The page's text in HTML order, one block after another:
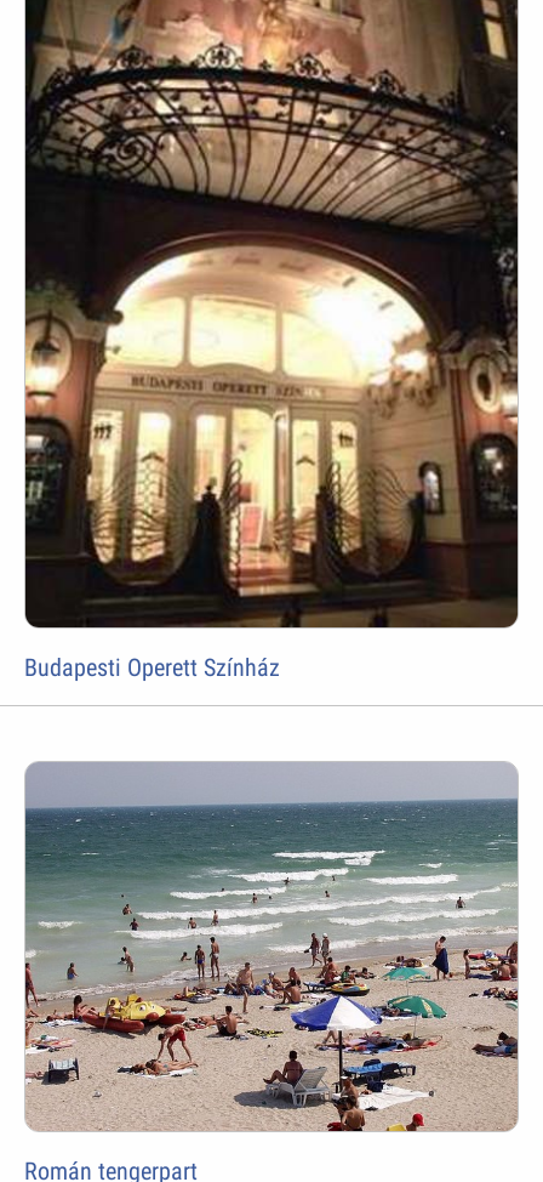
Budapesti Operett Színház
Román tengerpart